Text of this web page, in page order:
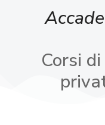
Corsi